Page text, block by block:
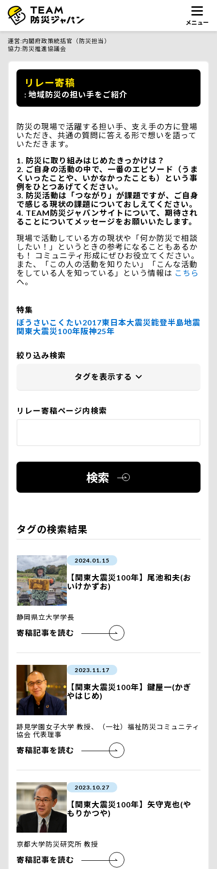
メニュー
運営 内閣府政策統括官（防災担当）
協力 防災推進協議会
リレー寄稿
地域防災の担い手をご紹介
防災の現場で活躍する担い手、支え手の方に登場
いただき、共通の質問に答える形で想いを語って
いただきます。
防災に取り組みはじめたきっかけは？
ご自身の活動の中で、一番のエピソード（うま
くいったことや、いかなかったことも）という事
例をひとつあげてください。
防災活動は「つながり」が課題ですが、ご自身
で感じる現状の課題についておしえてください。
TEAM防災ジャパンサイトについて、期待され
ることについてメッセージをお願いいたします。
現場で活動している方の現状や「何か防災で相談
したい！」というときの参考になることもあるか
も！ コミュニティ形成にぜひお役立てください。
また、「この人の活動を知りたい」「こんな活動
をしている人を知っている」という情報は こちら
へ。
特集
ぼうさいこくたい2017東日本大震災能登半島地震
関東大震災100年阪神25年
絞り込み検索
リレー寄稿ページ内検索
検索
タグの検索結果
2024.01.15
【関東大震災100年】尾池和夫(お
いけかずお)
静岡県立大学学長
寄稿記事を読む
2023.11.17
【関東大震災100年】鍵屋一(かぎ
やはじめ)
跡見学園女子大学 教授、（一社）福祉防災コミュニティ
協会 代表理事
寄稿記事を読む
2023.10.27
【関東大震災100年】矢守克也(や
もりかつや)
京都大学防災研究所 教授
寄稿記事を読む